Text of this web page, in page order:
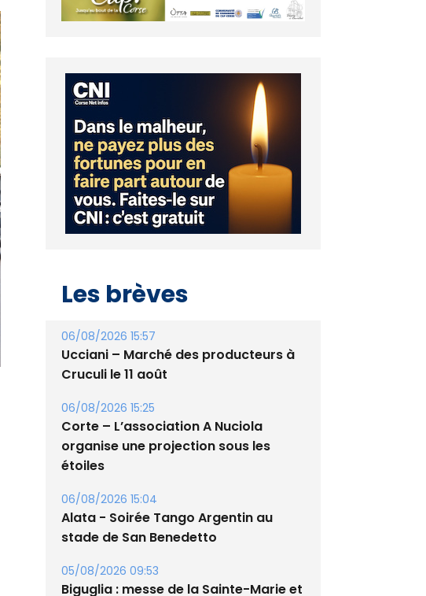
Les brèves
06/08/2026 15:57
Ucciani – Marché des producteurs à
Cruculi le 11 août
06/08/2026 15:25
Corte – L’association A Nuciola
organise une projection sous les
étoiles
06/08/2026 15:04
Alata - Soirée Tango Argentin au
stade de San Benedetto
05/08/2026 09:53
Biguglia : messe de la Sainte-Marie et